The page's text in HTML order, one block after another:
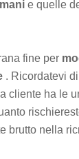
e quelle
fine per
. Ricordatevi
cliente ha le
brutto nella